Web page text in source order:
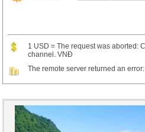
1 USD = The request was aborted:
channel. VNĐ
The remote server returned an